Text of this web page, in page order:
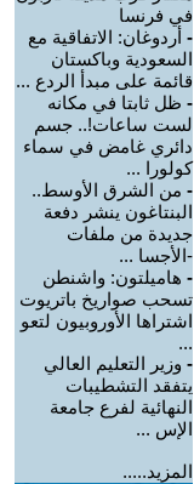
في فرنسا
- أردوغان: الاتفاقية مع
السعودية وباكستان
قائمة على مبدأ الردع ...
- ظل ثابتا في مكانه
لست ساعات!.. جسم
دائري غامض في سماء
كولورا ...
- من الشرق الأوسط..
البنتاغون ينشر دفعة
جديدة من ملفات
-الأجسا ...
- هاميلتون: واشنطن
تسحب صواريخ باتريوت
اشتراها الأوروبيون لتعو
...
- وزير التعليم العالي
يتفقد التشطيبات
النهائية لفرع جامعة
الإس ...
المزيد.....